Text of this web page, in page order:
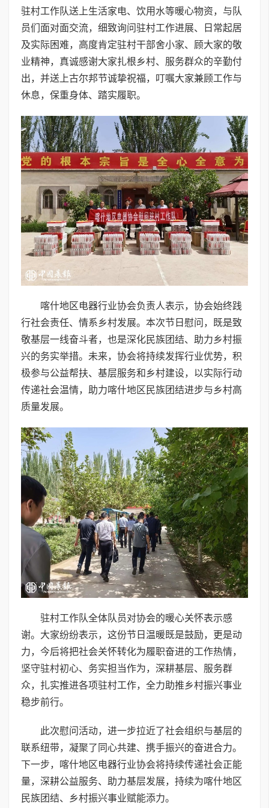
驻村工作队送上生活家电、饮用水等暖心物资，与队
员们面对面交流，细致询问驻村工作进展、日常起居
及实际困难，高度肯定驻村干部舍小家、顾大家的敬
业精神，真诚感谢大家扎根乡村、服务群众的辛勤付
出，并送上古尔邦节诚挚祝福，叮嘱大家兼顾工作与
休息，保重身体、踏实履职。
喀什地区电器行业协会负责人表示，协会始终践
行社会责任、情系乡村发展。本次节日慰问，既是致
敬基层一线奋斗者，也是深化民族团结、助力乡村振
兴的务实举措。未来，协会将持续发挥行业优势，积
极参与公益帮扶、基层服务和乡村建设，以实际行动
传递社会温情，助力喀什地区民族团结进步与乡村高
质量发展。
驻村工作队全体队员对协会的暖心关怀表示感
谢。大家纷纷表示，这份节日温暖既是鼓励，更是动
力，今后将把社会关怀转化为履职奋进的工作热情，
坚守驻村初心、务实担当作为，深耕基层、服务群
众，扎实推进各项驻村工作，全力助推乡村振兴事业
稳步前行。
此次慰问活动，进一步拉近了社会组织与基层的
联系纽带，凝聚了同心共建、携手振兴的奋进合力。
下一步，喀什地区电器行业协会将持续传递社会正能
量，深耕公益服务、助力基层发展，持续为喀什地区
民族团结、乡村振兴事业赋能添力。